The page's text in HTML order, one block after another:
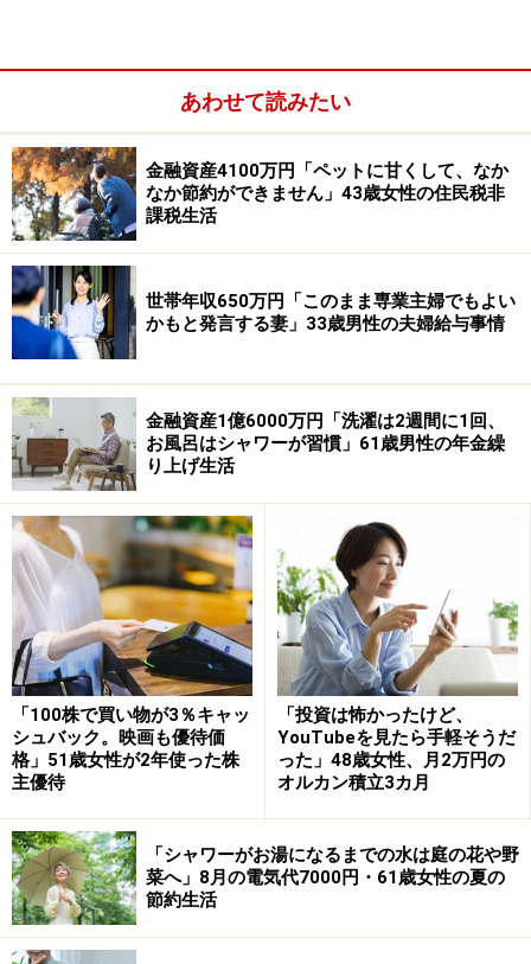
「飲食関連に特化して選んでいる」
優待銘柄は「飲食関連に特化して選んで」いるという投
稿者。
吉野家ホールディングス以外では、
グス＜2503＞ が気に入っていると言います。
にちなんで、半導体メーカー」の優待銘柄の購入を考え
ていると教えてくれました。
※皆さんの買ってよかった株主優待エピソードをこちら
からぜひお寄せください。エピソードの採用で3000円分
のAmazonギフト券をもれなくプレゼント
ーーーーーーーーーーーーーーーー
※本文カッコ内の回答者コメントは原文に準拠していま
す
※エピソードは投稿者の当時のものです。現在とはサー
ビスや金額などの情報が異なることがございます
ではございません
※特定銘柄について、投資の勧誘を目的としたものでは
ございません。資産運用、投資はリスクを伴います。投
資に関する最終判断は、御自身の責任でお願いします
あわせて読みたい
金融資産4100万円「ペットに甘くして、なか
なか節約ができません」43歳女性の住民税非
課税生活
世帯年収650万円「このまま専業主婦でもよい
かもと発言する妻」33歳男性の夫婦給与事情
金融資産1億6000万円「洗濯は2週間に1回、
お風呂はシャワーが習慣」61歳男性の年金繰
り上げ生活
「100株で買い物が3％キャッ
シュバック。映画も優待価
格」51歳女性が2年使った株
主優待
「投資は怖かったけど、
YouTubeを見たら手軽そうだ
った」48歳女性、月2万円の
オルカン積立3カ月
「シャワーがお湯になるまでの水は庭の花や野
菜へ」8月の電気代7000円・61歳女性の夏の
節約生活